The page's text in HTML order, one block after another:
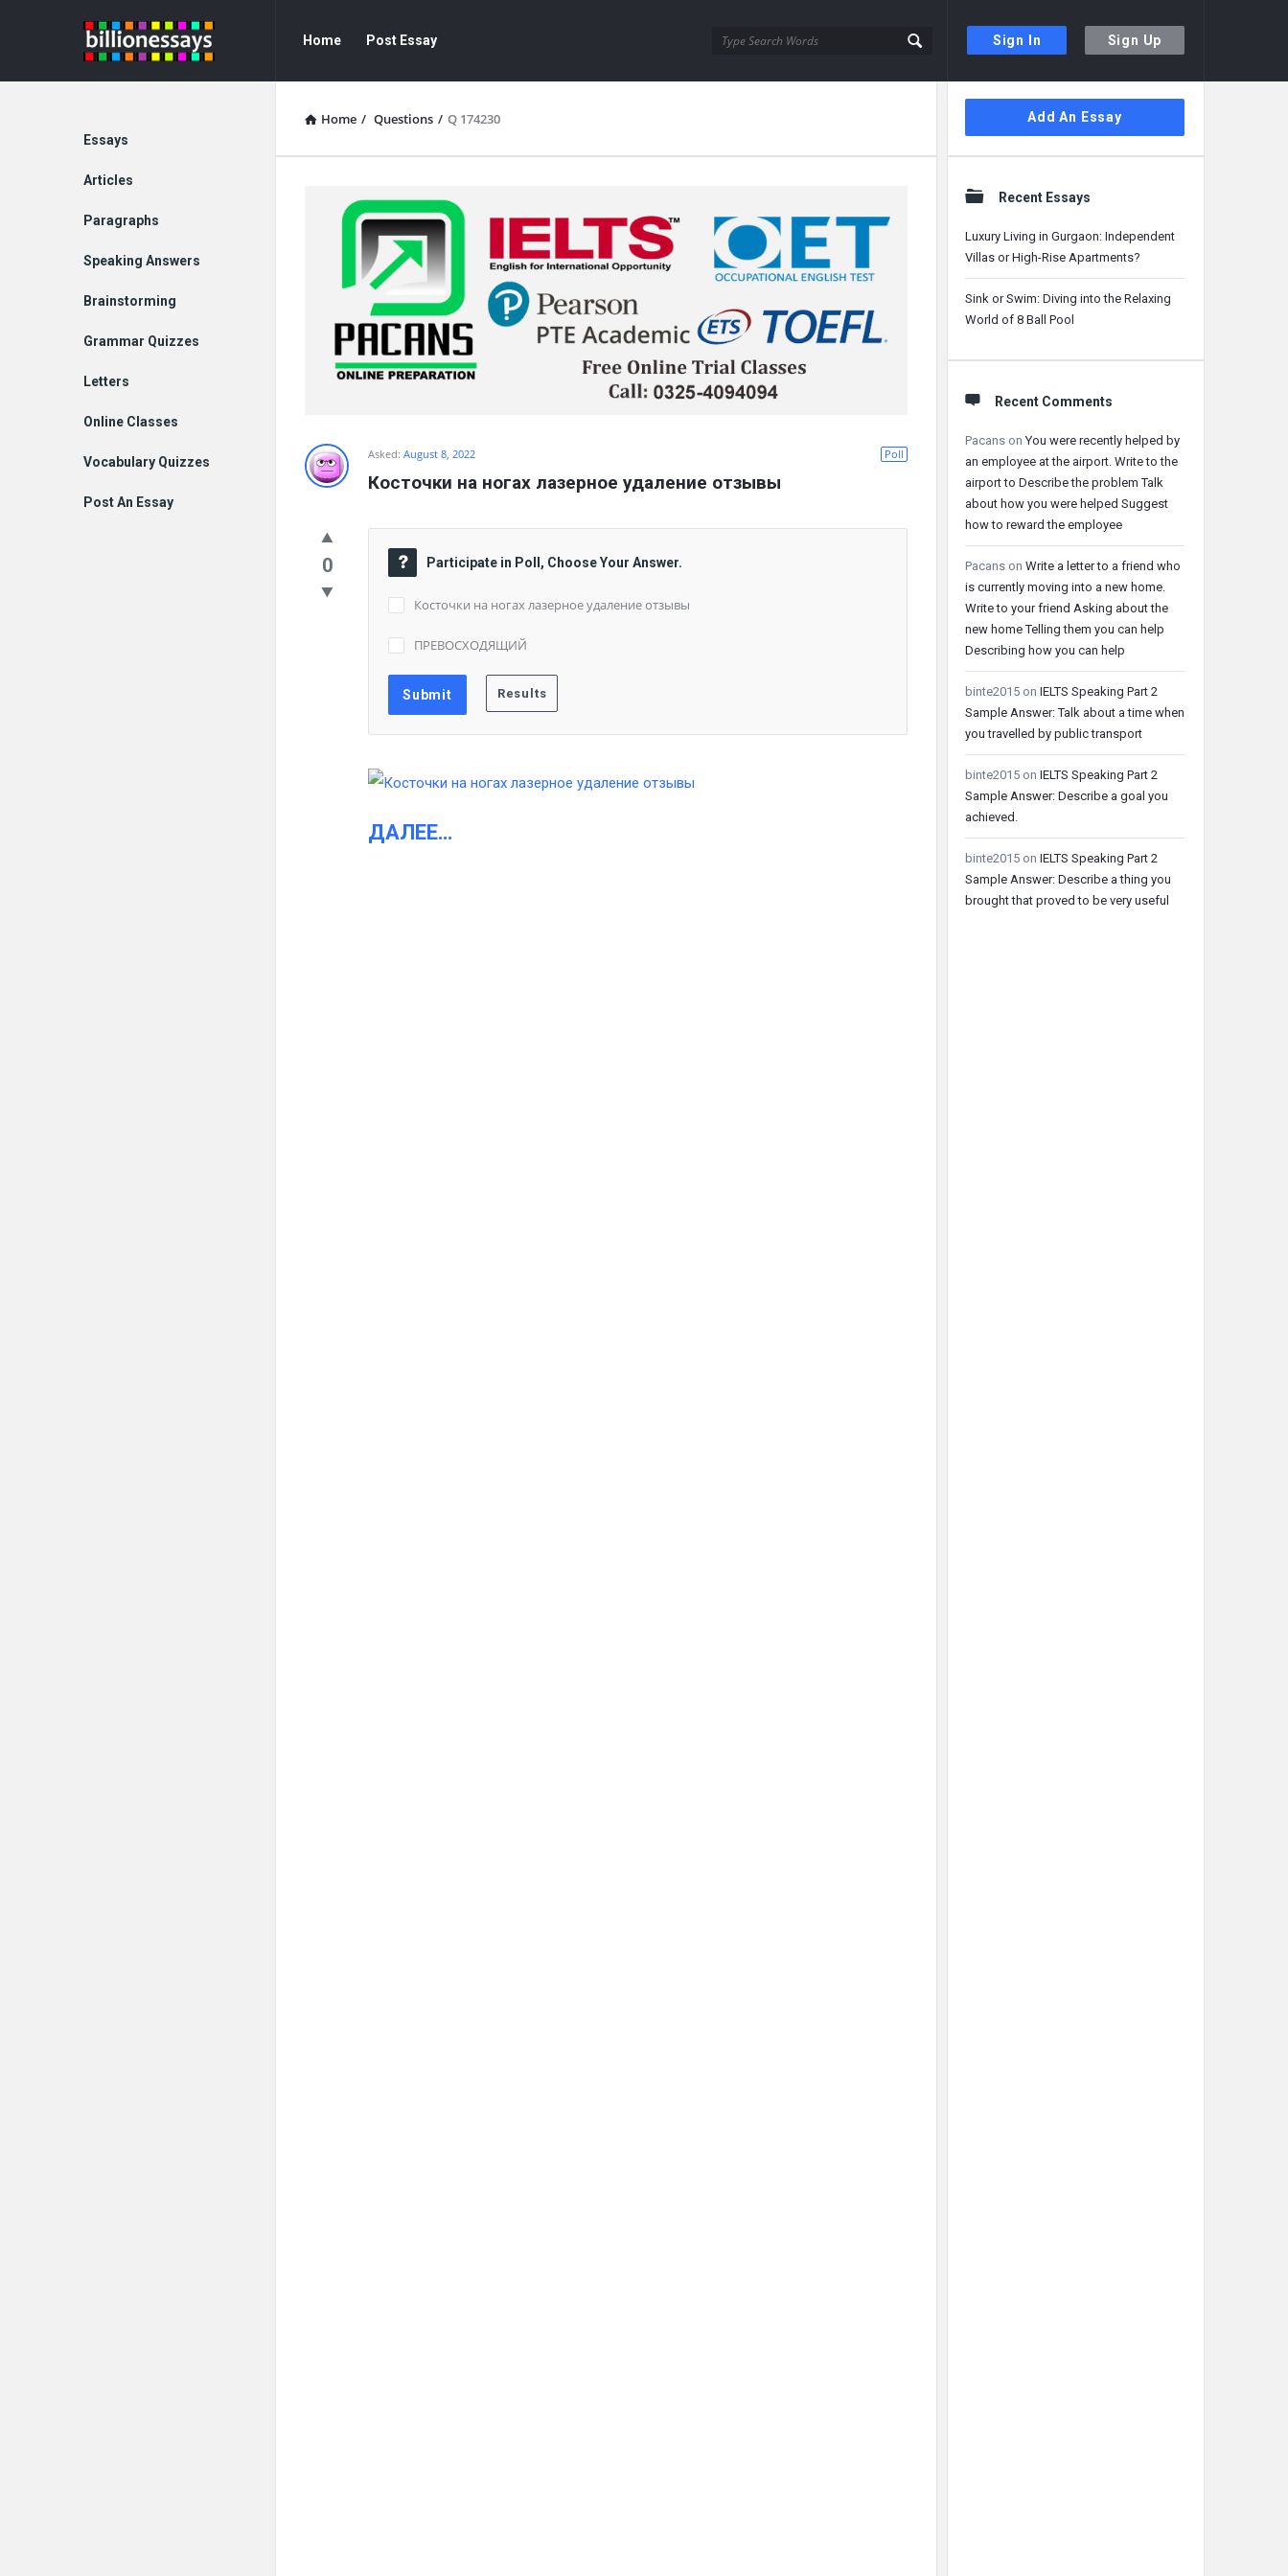
Sign In Sign Up
Billion
Essays
Essays
Navigation
Home Post Essay
Home / Questions / Q 174230
Poll
Asked: August 8, 2022
Косточки на ногах лазерное удаление отзывы
0 Participate in Poll, Choose Your Answer.
Косточки на ногах лазерное удаление отзывы
ПРЕВОСХОДЯЩИЙ
ДАЛЕЕ…
Sidebar
Add An Essay
Recent Essays
Luxury Living in Gurgaon: Independent
Villas or High-Rise Apartments?
Sink or Swim: Diving into the Relaxing
World of 8 Ball Pool
Recent Comments
Pacans onYou were recently helped by
an employee at the airport. Write to the
airport to Describe the problem Talk
about how you were helped Suggest
how to reward the employee
Pacans on Write a letter to a friend who
is currently moving into a new home.
Write to your friend Asking about the
new home Telling them you can help
Describing how you can help
binte2015 on IELTS Speaking Part 2
Sample Answer: Talk about a time when
you travelled by public transport
binte2015 on IELTS Speaking Part 2
Sample Answer: Describe a goal you
achieved.
binte2015 on IELTS Speaking Part 2
Sample Answer: Describe a thing you
brought that proved to be very useful
Explore
Essays
Articles
Paragraphs
Speaking Answers
Brainstorming
Grammar Quizzes
Letters
Online Classes
Vocabulary Quizzes
Post An Essay